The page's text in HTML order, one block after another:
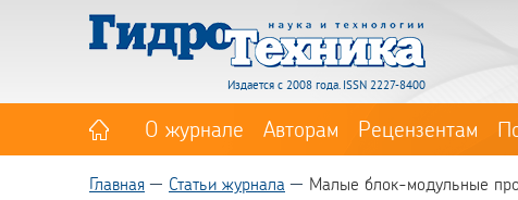
Издается с 2008 года. ISSN 2227-8400
О журнале Авторам Рецензентам
Главная Статьи журнала Малые блок-модульные